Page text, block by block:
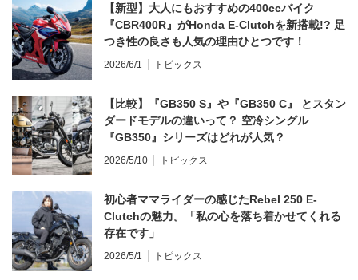
【新型】大人にもおすすめの400ccバイク
『CBR400R』がHonda E-Clutchを新搭載!? 足
つき性の良さも人気の理由ひとつです！
2026/6/1 トピックス
【比較】『GB350 S』や『GB350 C』 とスタン
ダードモデルの違いって？ 空冷シングル
『GB350』シリーズはどれが人気？
2026/5/10 トピックス
初心者ママライダーの感じたRebel 250 E-
Clutchの魅力。「私の心を落ち着かせてくれる
存在です」
2026/5/1 トピックス